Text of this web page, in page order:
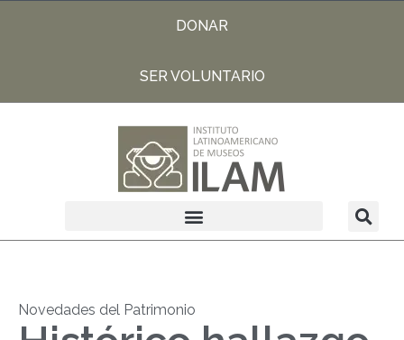
DONAR
SER VOLUNTARIO
Novedades del Patrimonio